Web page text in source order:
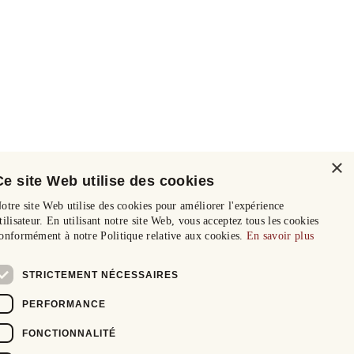
×
site Web utilise des cookies
site Web utilise des cookies pour améliorer l'expérience
En utilisant notre site Web, vous acceptez tous les cookies
à notre Politique relative aux cookies. En savoir plus
STRICTEMENT NÉCESSAIRES
PERFORMANCE
FONCTIONNALITÉ